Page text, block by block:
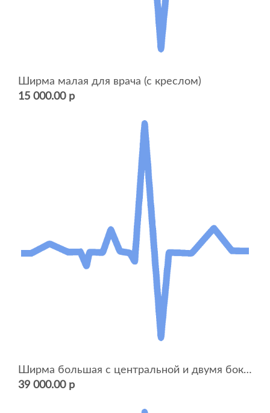
Ширма малая для врача (с креслом)
15 000.00 р
Ширма большая с центральной и двумя боковыми панелями
39 000.00 р